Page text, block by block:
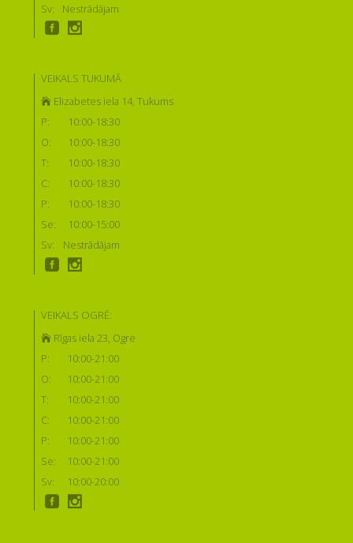
Sv:
Nestrādājam
VEIKALS TUKUMĀ
Elizabetes iela 14, Tukums
P:
10:00-18:30
O:
10:00-18:30
T:
10:00-18:30
C:
10:00-18:30
P:
10:00-18:30
Se:
10:00-15:00
Sv:
Nestrādājam
VEIKALS OGRĒ:
Rīgas iela 23, Ogre
P:
10:00-21:00
O:
10:00-21:00
T:
10:00-21:00
C:
10:00-21:00
P:
10:00-21:00
Se:
10:00-21:00
Sv:
10:00-20:00